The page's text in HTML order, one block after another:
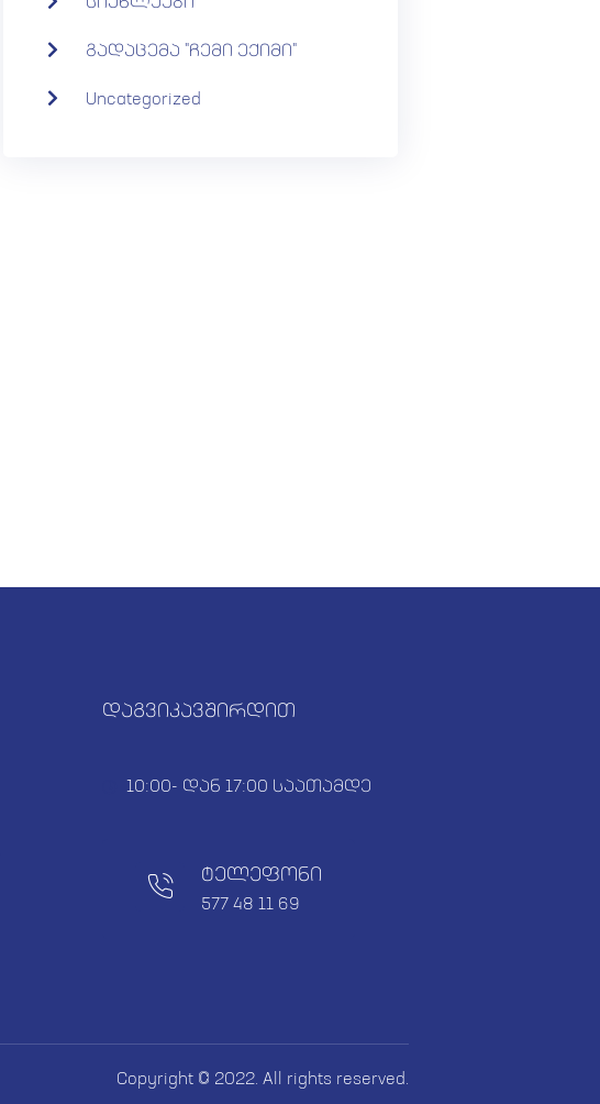
გადაცემა "ჩემი ექიმი"
Uncategorized
დაგვიკავშირდით
10:00- დან 17:00 საათამდე
ტელეფონი
577 48 11 69
Copyright © 2022. All rights reserved.